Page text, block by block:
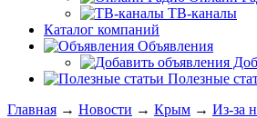
ТВ-каналы
Каталог компаний
Объявления
Полезные
Главная → Новости → Крым → Из-за